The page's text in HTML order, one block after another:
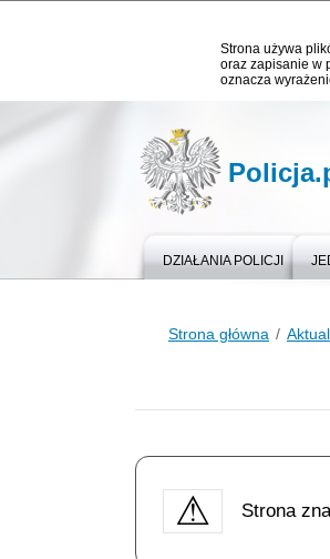
Strona używa
oraz zapisanie w
oznacza
DZIAŁANIA POLICJI
Strona główna
Strona